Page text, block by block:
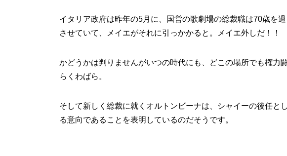
イタリア政府は昨年の5月に、国営の歌劇場の総裁職は70歳を
させていて、メイエがそれに引っかかると。メイエ外しだ！！
かどうかは判りませんがいつの時代にも、どこの場所でも権力
らくわばら。
そして新しく総裁に就くオルトンビーナは、シャイーの後任と
る意向であることを表明しているのだそうです。